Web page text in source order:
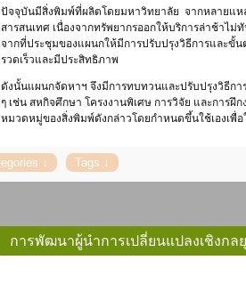
ปัจจุบันมีสิ่งพิมพ์ที่ผลิตโดยมหาวิทยาลัย จากหลายแห
สารสนเทศ เนื่องจากทรัพยากรออกให้บริการล่าช้าไ
จากที่ประชุมของแผนกให้มีการปรับปรุงวิธีการและขั้
รวดเร็วและมีประสิทธิภาพ
ดังนั้นแผนกจัดหาฯ จึงมีการทบทวนและปรับปรุงวิธีกา
ๆ เช่น สหกิจศึกษา โครงงานพิเศษ การวิจัย และการ
หมวดหมู่ของสิ่งพิมพ์ดังกล่าวโดยกำหนดขึ้นใช้เองเพื่
การพัฒนาผู้นำการเปลี่ยนแปลงเชิงกล